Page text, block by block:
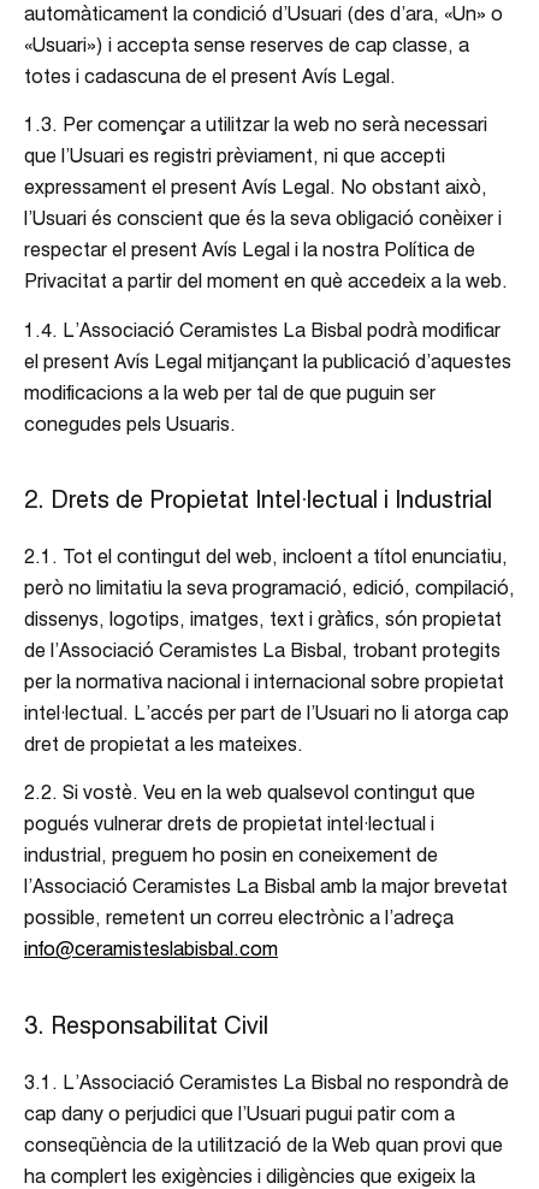
automàticament la condició d’Usuari (des d’ara, «Un» o
«Usuari») i accepta sense reserves de cap classe, a
totes i cadascuna de el present Avís Legal.
1.3. Per començar a utilitzar la web no serà necessari
que l’Usuari es registri prèviament, ni que accepti
expressament el present Avís Legal. No obstant això,
l’Usuari és conscient que és la seva obligació conèixer i
respectar el present Avís Legal i la nostra Política de
Privacitat a partir del moment en què accedeix a la web.
1.4. L’Associació Ceramistes La Bisbal podrà modificar
el present Avís Legal mitjançant la publicació d’aquestes
modificacions a la web per tal de que puguin ser
conegudes pels Usuaris.
2. Drets de Propietat Intel·lectual i Industrial
2.1. Tot el contingut del web, incloent a títol enunciatiu,
però no limitatiu la seva programació, edició, compilació,
dissenys, logotips, imatges, text i gràfics, són propietat
de l’Associació Ceramistes La Bisbal, trobant protegits
per la normativa nacional i internacional sobre propietat
intel·lectual. L’accés per part de l’Usuari no li atorga cap
dret de propietat a les mateixes.
2.2. Si vostè. Veu en la web qualsevol contingut que
pogués vulnerar drets de propietat intel·lectual i
industrial, preguem ho posin en coneixement de
l’Associació Ceramistes La Bisbal amb la major brevetat
possible, remetent un correu electrònic a l’adreça
info@ceramisteslabisbal.com
3. Responsabilitat Civil
3.1. L’Associació Ceramistes La Bisbal no respondrà de
cap dany o perjudici que l’Usuari pugui patir com a
conseqüència de la utilització de la Web quan provi que
ha complert les exigències i diligències que exigeix la